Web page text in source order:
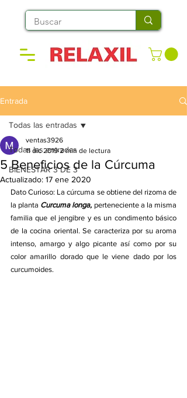
Entrada
Todas las entradas
BIENESTAR 3 DE 3
Todas las entradas
5 Beneficios de la Cúrcuma
ventas3926
11 dic 2019 2 min de lectura
Actualizado: 17 ene 2020
Dato Curioso: La cúrcuma se obtiene del rizoma de
la planta Curcuma longa, perteneciente a la misma
familia que el jengibre y es un condimento básico
de la cocina oriental. Se caracteriza por su aroma
intenso, amargo y algo picante así como por su
color amarillo dorado que le viene dado por los
curcumoides.